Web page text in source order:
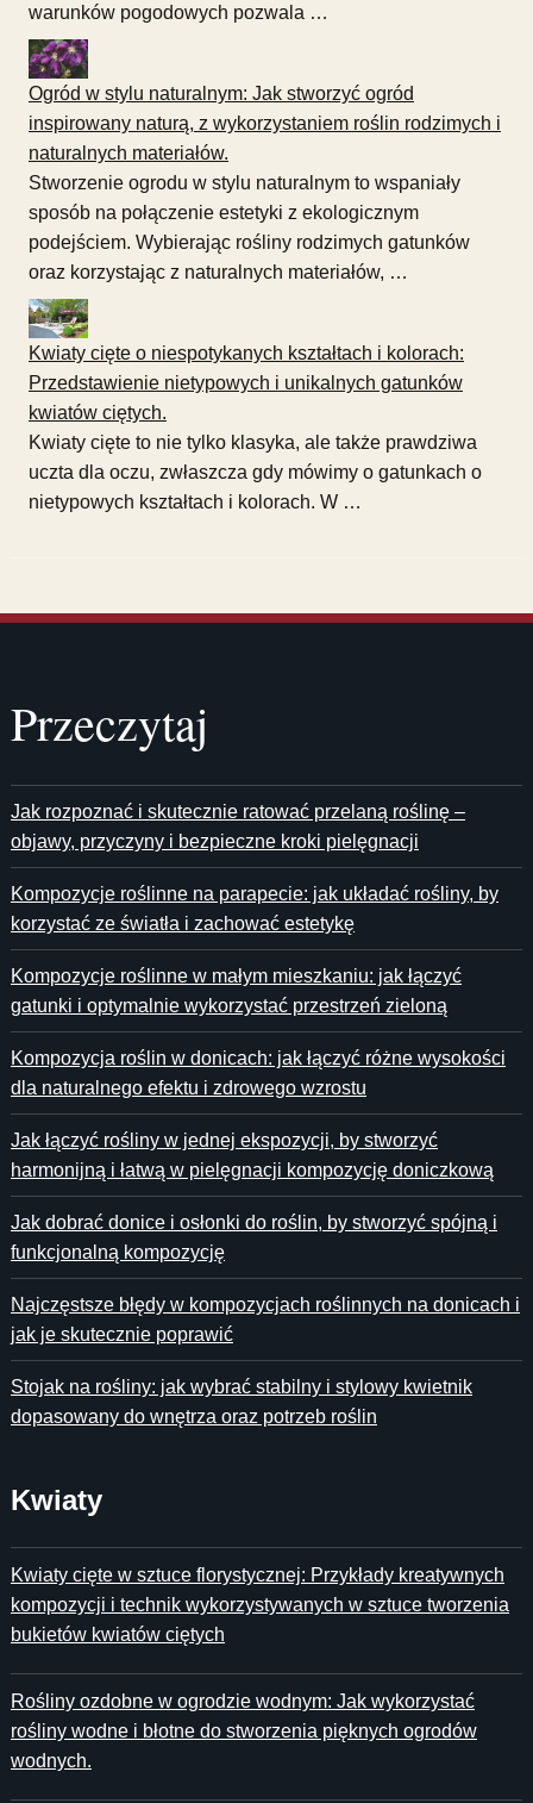
warunków pogodowych pozwala …
Ogród w stylu naturalnym: Jak stworzyć ogród
inspirowany naturą, z wykorzystaniem roślin rodzimych i
naturalnych materiałów.
Stworzenie ogrodu w stylu naturalnym to wspaniały
sposób na połączenie estetyki z ekologicznym
podejściem. Wybierając rośliny rodzimych gatunków
oraz korzystając z naturalnych materiałów, …
Kwiaty cięte o niespotykanych kształtach i kolorach:
Przedstawienie nietypowych i unikalnych gatunków
kwiatów ciętych.
Kwiaty cięte to nie tylko klasyka, ale także prawdziwa
uczta dla oczu, zwłaszcza gdy mówimy o gatunkach o
nietypowych kształtach i kolorach. W …
Przeczytaj
Jak rozpoznać i skutecznie ratować przelaną roślinę –
objawy, przyczyny i bezpieczne kroki pielęgnacji
Kompozycje roślinne na parapecie: jak układać rośliny, by
korzystać ze światła i zachować estetykę
Kompozycje roślinne w małym mieszkaniu: jak łączyć
gatunki i optymalnie wykorzystać przestrzeń zieloną
Kompozycja roślin w donicach: jak łączyć różne wysokości
dla naturalnego efektu i zdrowego wzrostu
Jak łączyć rośliny w jednej ekspozycji, by stworzyć
harmonijną i łatwą w pielęgnacji kompozycję doniczkową
Jak dobrać donice i osłonki do roślin, by stworzyć spójną i
funkcjonalną kompozycję
Najczęstsze błędy w kompozycjach roślinnych na donicach i
jak je skutecznie poprawić
Stojak na rośliny: jak wybrać stabilny i stylowy kwietnik
dopasowany do wnętrza oraz potrzeb roślin
Kwiaty
Kwiaty cięte w sztuce florystycznej: Przykłady kreatywnych
kompozycji i technik wykorzystywanych w sztuce tworzenia
bukietów kwiatów ciętych
Rośliny ozdobne w ogrodzie wodnym: Jak wykorzystać
rośliny wodne i błotne do stworzenia pięknych ogrodów
wodnych.